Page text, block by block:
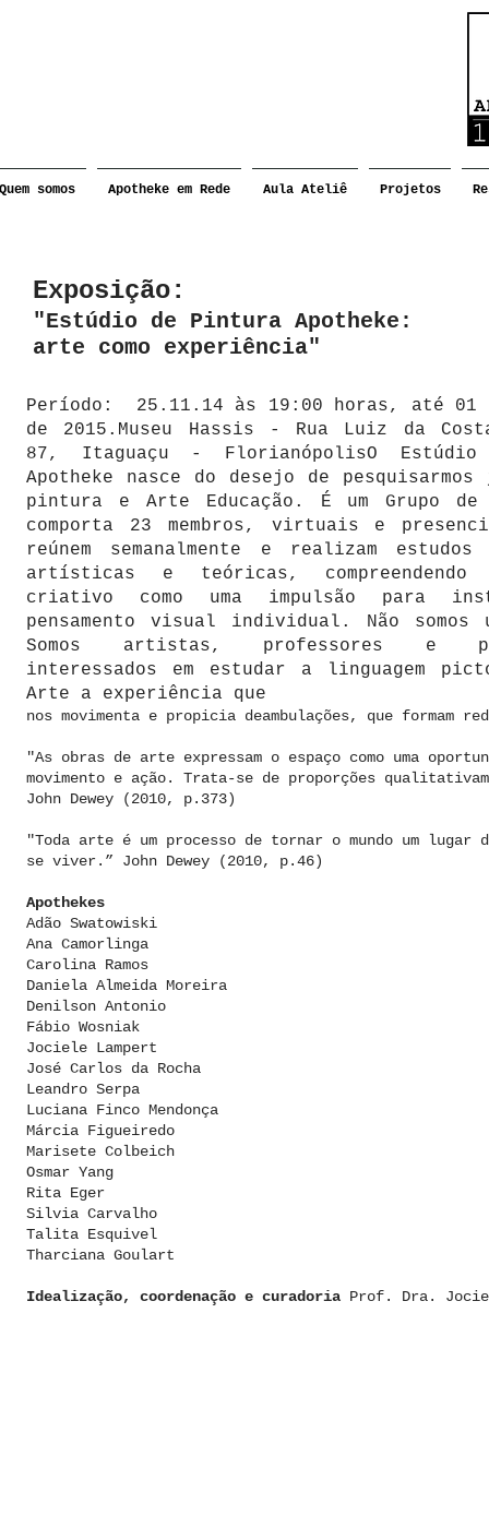
Quem somos Apotheke em Rede Aula Ateliê Projetos
Exposição:
"Estúdio de Pintura Apotheke:
arte como experiência"
Período: 25.11.14 às 19:00 horas, até 01
de 2015.Museu Hassis - Rua Luiz da
87, Itaguaçu - FlorianópolisO
Apotheke nasce do desejo de
pintura e Arte Educação. É um Grupo de
comporta 23 membros, virtuais e
reúnem semanalmente e realizam
artísticas e teóricas, compreendendo
criativo como uma impulsão para
pensamento visual individual. Não somos
Somos artistas, professores e
interessados em estudar a linguagem
Arte a experiência que
nos movimenta e propicia deambulações, que formam
"As obras de arte expressam o espaço como uma
movimento e ação. Trata-se de proporções
John Dewey (2010, p.373)
"Toda arte é um processo de tornar o mundo um lugar
se viver.” John Dewey (2010, p.46)
Apothekes
Adão Swatowiski
Ana Camorlinga
Carolina Ramos
Daniela Almeida Moreira
Denilson Antonio
Fábio Wosniak
Jociele Lampert
José Carlos da Rocha
Leandro Serpa
Luciana Finco Mendonça
Márcia Figueiredo
Marisete Colbeich
Osmar Yang
Rita Eger
Silvia Carvalho
Talita Esquivel
Tharciana Goulart
Idealização, coordenação e curadoria Prof. Dra.